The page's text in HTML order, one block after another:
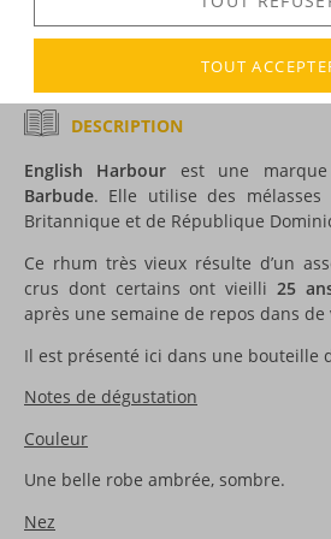
Voir tous les produits : English
DESCRIPTION
English Harbour est une
Barbude. Elle utilise des mélasses
Britannique et de République
Ce rhum très vieux résulte d’un
crus dont certains ont vieilli 25
après une semaine de repos dans de
Il est présenté ici dans une bouteille
Notes de dégustation
Couleur
Une belle robe ambrée, sombre.
Nez
TOUT